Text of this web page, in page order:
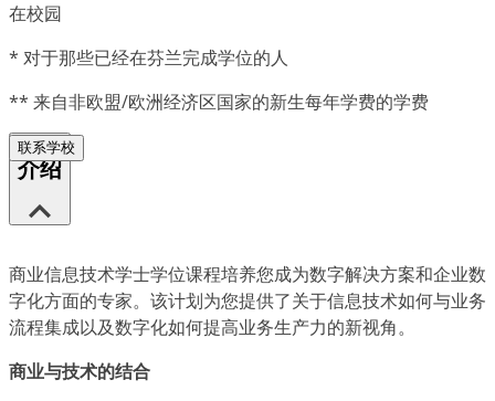
在校园
* 对于那些已经在芬兰完成学位的人
** 来自非欧盟/欧洲经济区国家的新生每年学费的学费
联系学校
介绍
商业信息技术学士学位课程培养您成为数字解决方案和企业数
字化方面的专家。该计划为您提供了关于信息技术如何与业务
流程集成以及数字化如何提高业务生产力的新视角。
商业与技术的结合